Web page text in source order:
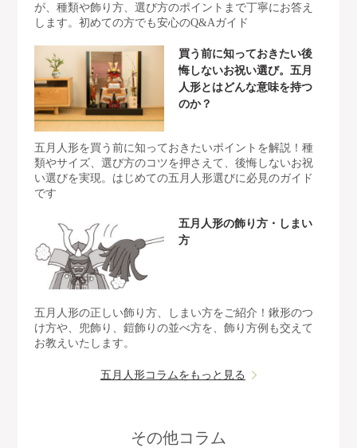
が、種類や飾り方、選び方のポイントまで丁寧にお答え
します。初めての方でも安心のQ&Aガイド
買う前に知っておきたい後
悔しないお祝い選び。五月
人形とはどんな意味を持つ
のか？
五月人形を買う前に知っておきたいポイントを解説！種
類やサイズ、選び方のコツを押さえて、後悔しないお祝
い選びを実現。はじめての五月人形選びに必見のガイド
です
五月人形の飾り方・しまい
方
五月人形の正しい飾り方、しまい方をご紹介！鍬形のつ
け方や、兜飾り、鎧飾りの並べ方を、飾り方例も交えて
お教えいたします。
五月人形コラムをもっと見る
その他コラム